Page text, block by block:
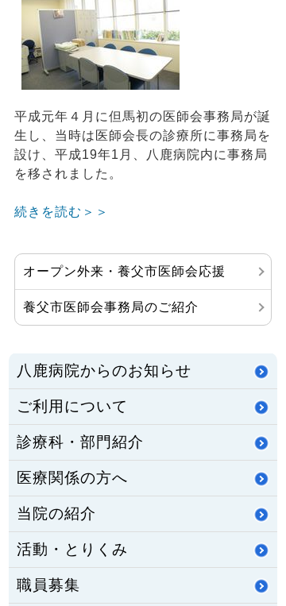
平成元年４月に但馬初の医師会事務局が誕
生し、当時は医師会長の診療所に事務局を
設け、平成19年1月、八鹿病院内に事務局
を移されました。
続きを読む＞＞
オープン外来・養父市医師会応援
養父市医師会事務局のご紹介
八鹿病院からのお知らせ
ご利用について
診療科・部門紹介
医療関係の方へ
当院の紹介
活動・とりくみ
職員募集